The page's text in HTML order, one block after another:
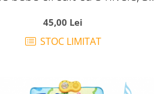
45,00 Lei
STOC LIMITAT